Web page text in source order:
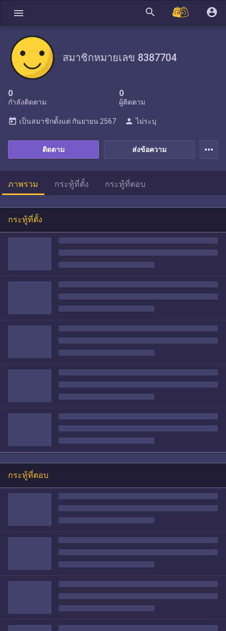
menu search account_circle
สมาชิกหมายเลข 8387704
0
กำลังติดตาม
0
ผู้ติดตาม
ส่งข้อความ
ติดตาม
today เป็นสมาชิกตั้งแต่ กันยายน 2567 person ไม่ระบุ
more_horiz
ภาพรวม กระทู้ที่ตั้ง กระทู้ที่ตอบ
กระทู้ที่ตั้ง
กระทู้ที่ตอบ